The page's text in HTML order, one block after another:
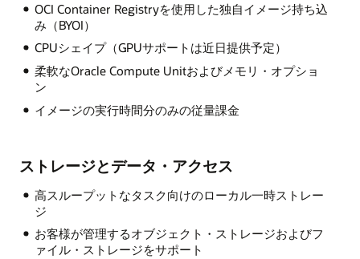
OCI Container Registryを使用した独自イメージ持ち込
み（BYOI）
CPUシェイプ（GPUサポートは近日提供予定）
柔軟なOracle Compute Unitおよびメモリ・オプショ
ン
イメージの実行時間分のみの従量課金
ストレージとデータ・アクセス
高スループットなタスク向けのローカル一時ストレー
ジ
お客様が管理するオブジェクト・ストレージおよびフ
ァイル・ストレージをサポート